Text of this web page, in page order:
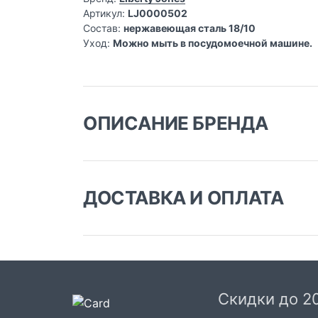
Артикул: LJ0000502
Состав: нержавеющая сталь 18/10
Уход: Можно мыть в посудомоечной машине.
ОПИСАНИЕ БРЕНДА
Liberty Jones — молодой бренд фарфоровой
камеру, микроволновую печь или духовку.
ДОСТАВКА И ОПЛАТА
Доставка в Москве и области
Скидки до